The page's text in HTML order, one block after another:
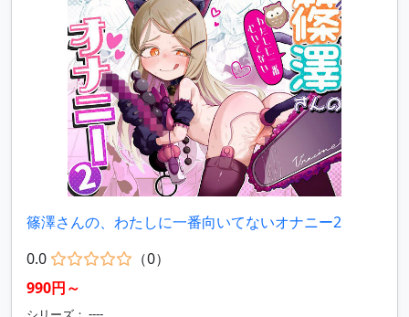
篠澤さんの、わたしに一番向いてないオナニー2
0.0
（0）
990円～